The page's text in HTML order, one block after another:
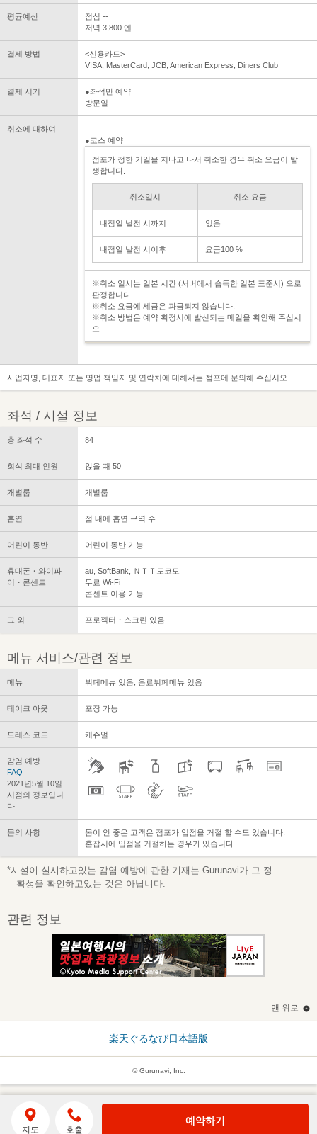
평균예산
점심 --
저녁 3,800 엔
결제 방법
<신용카드>
VISA, MasterCard, JCB, American Express, Diners Club
결제 시기
●좌석만 예약
방문일
취소에 대하여
●코스 예약
점포가 정한 기일을 지나고 나서 취소한 경우 취소 요금이 발
생합니다.
취소일시 취소 요금
내점일 날전 시까지 없음
내점일 날전 시이후 요금100 %
※취소 일시는 일본 시간 (서버에서 습득한 일본 표준시) 으로
판정합니다.
※취소 요금에 세금은 과금되지 않습니다.
※취소 방법은 예약 확정시에 발신되는 메일을 확인해 주십시
오.
사업자명, 대표자 또는 영업 책임자 및 연락처에 대해서는 점포에 문의해 주십시오.
좌석 / 시설 정보
총 좌석 수 84
회식 최대 인원 앉을 때 50
개별룸 개별룸
흡연 점 내에 흡연 구역 수
어린이 동반 어린이 동반 가능
휴대폰・와이파
이・콘센트
au, SoftBank, ＮＴＴ도코모
무료 Wi-Fi
콘센트 이용 가능
그 외 프로젝터・스크린 있음
메뉴 서비스/관련 정보
메뉴 뷔페메뉴 있음, 음료뷔페메뉴 있음
테이크 아웃 포장 가능
드레스 코드 캐쥬얼
감염 예방
FAQ
2021년5월 10일
시점의 정보입니
다
문의 사항
몸이 안 좋은 고객은 점포가 입점을 거절 할 수도 있습니다.
혼잡시에 입점을 거절하는 경우가 있습니다.
*시설이 실시하고있는 감염 예방에 관한 기재는 Gurunavi가 그 정
확성을 확인하고있는 것은 아닙니다.
관련 정보
맨 위로
楽天ぐるなび日本語版
© Gurunavi, Inc.
지도 호출
예약하기